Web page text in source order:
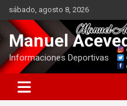
Saltar
contenido
sábado, agosto 8, 2026
Manuel
Informaciones Deportivas